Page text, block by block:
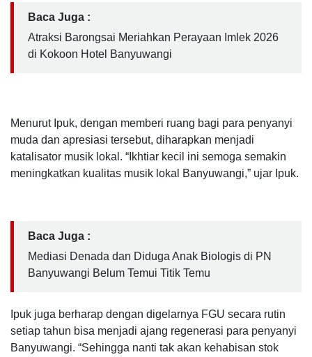
Baca Juga :
Atraksi Barongsai Meriahkan Perayaan Imlek 2026
di Kokoon Hotel Banyuwangi
Menurut Ipuk, dengan memberi ruang bagi para penyanyi
muda dan apresiasi tersebut, diharapkan menjadi
katalisator musik lokal. “Ikhtiar kecil ini semoga semakin
meningkatkan kualitas musik lokal Banyuwangi,” ujar Ipuk.
Baca Juga :
Mediasi Denada dan Diduga Anak Biologis di PN
Banyuwangi Belum Temui Titik Temu
Ipuk juga berharap dengan digelarnya FGU secara rutin
setiap tahun bisa menjadi ajang regenerasi para penyanyi
Banyuwangi. “Sehingga nanti tak akan kehabisan stok